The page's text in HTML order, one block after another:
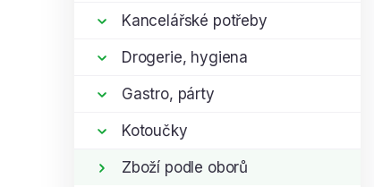
Kancelářské potřeby
Drogerie, hygiena
Gastro, párty
Kotoučky
Zboží podle oborů